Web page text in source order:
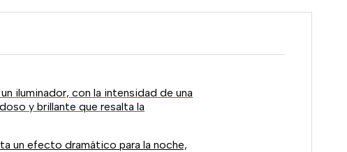
iluminador, con la intensidad de una
y brillante que resalta la
un efecto dramático para la noche,